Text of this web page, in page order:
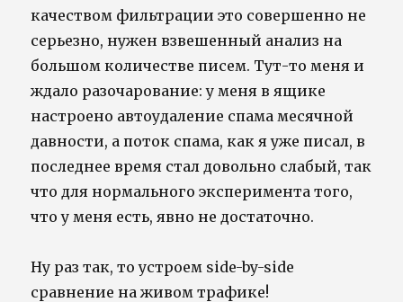
качеством фильтрации это совершенно не
серьезно, нужен взвешенный анализ на
большом количестве писем. Тут-то меня и
ждало разочарование: у меня в ящике
настроено автоудаление спама месячной
давности, а поток спама, как я уже писал, в
последнее время стал довольно слабый, так
что для нормального эксперимента того,
что у меня есть, явно не достаточно.
Ну раз так, то устроем side-by-side
сравнение на живом трафике!